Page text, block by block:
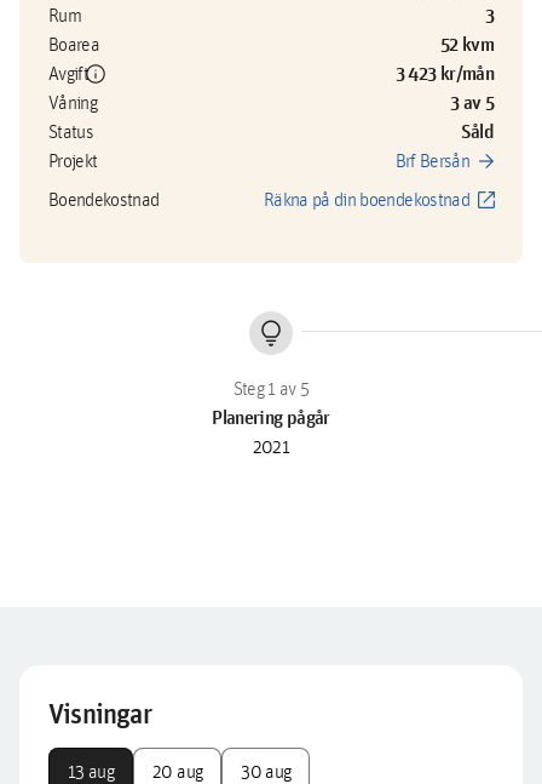
Rum 3
Boarea 52 kvm
Avgiftinfo 3 423 kr/mån
Våning 3 av 5
Status Såld
Projekt Brf Bersån arrow_forward
Boendekostnad Räkna på din boendekostnad open_in_new
lightbulb
Planering pågår
2021
Visningar
13 aug 20 aug 30 aug